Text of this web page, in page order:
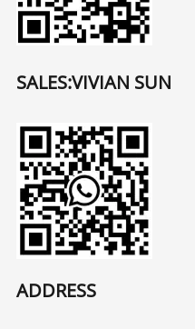
SALES:VIVIAN SUN
ADDRESS